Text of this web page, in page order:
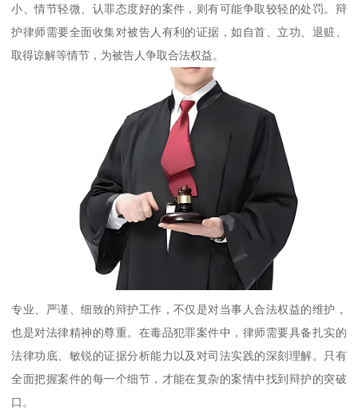
小、情节轻微、认罪态度好的案件，则有可能争取较轻的处罚。辩
护律师需要全面收集对被告人有利的证据，如自首、立功、退赃、
取得谅解等情节，为被告人争取合法权益。
专业、严谨、细致的辩护工作，不仅是对当事人合法权益的维护，
也是对法律精神的尊重。在毒品犯罪案件中，律师需要具备扎实的
法律功底、敏锐的证据分析能力以及对司法实践的深刻理解。只有
全面把握案件的每一个细节，才能在复杂的案情中找到辩护的突破
口。